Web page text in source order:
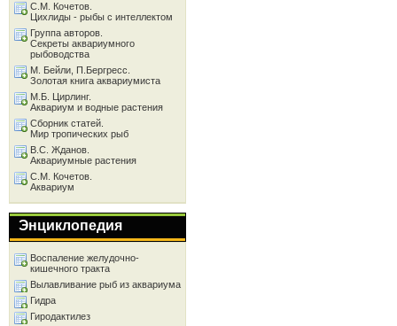
С.М. Кочетов.
Цихлиды - рыбы с интеллектом
Группа авторов.
Секреты аквариумного
рыбоводства
М. Бейли, П.Бергресс.
Золотая книга аквариумиста
М.Б. Цирлинг.
Аквариум и водные растения
Сборник статей.
Мир тропических рыб
В.С. Жданов.
Аквариумные растения
С.М. Кочетов.
Аквариум
Энциклопедия
Воспаление желудочно-
кишечного тракта
Вылавливание рыб из аквариума
Гидра
Гиродактилез